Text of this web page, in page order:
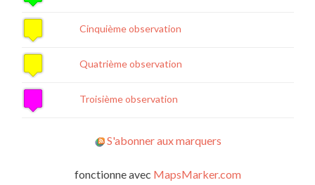
Cinquième observation
Quatrième observation
Troisième observation
S'abonner aux marquers
fonctionne avec MapsMarker.com